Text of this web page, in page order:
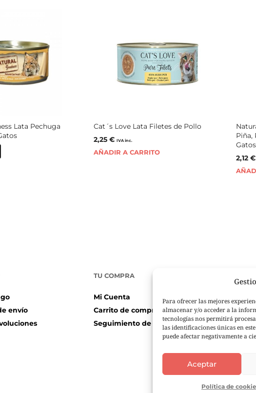
Para ofrecer las mejores
almacenar y/o acceder a la
tecnologías nos permitirá
las identificaciones únicas en
puede afectar negativamente a
Aceptar
Política de
Lata Pechuga
Cat´s Love Lata Filetes de Pollo
2,25 € IVA inc.
AÑADIR A CARRITO
Piña,
Gatos
2,12€
envío
TU COMPRA
Mi Cuenta
Carrito de compra
Seguimiento de pedidos
© 2026 Ole tus huellas |